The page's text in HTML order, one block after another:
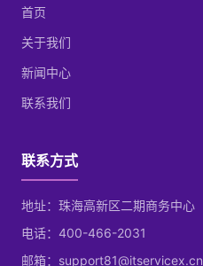
首页
关于我们
新闻中心
联系我们
联系方式
地址：珠海高新区二期商务中心
电话：400-466-2031
邮箱：support81@itservicex.cn